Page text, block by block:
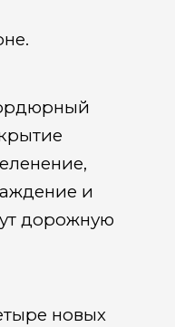
и
дорожную
новых